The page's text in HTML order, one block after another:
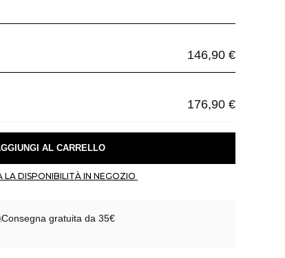
146,90 €
176,90 €
AGGIUNGI AL CARRELLO
Consegna gratuita da 35€